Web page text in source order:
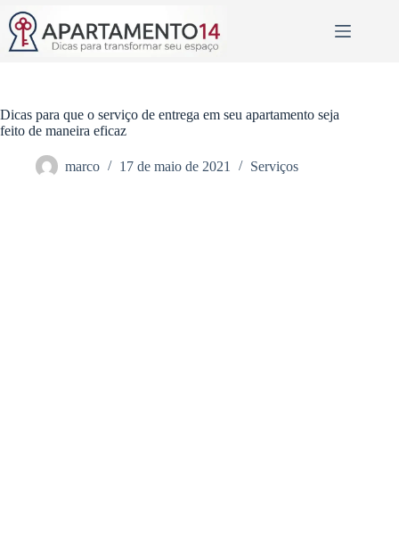
para
conteúdo
Dicas para que o serviço de entrega em seu apartamento seja
feito de maneira eficaz
marco 17 de maio de 2021 Serviços